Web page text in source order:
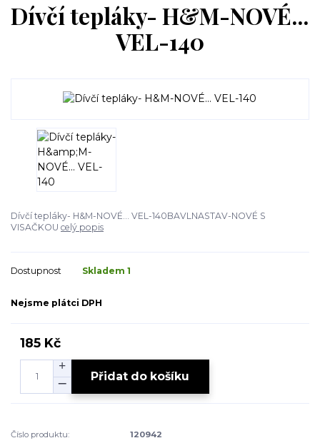
Dívčí tepláky- H&M-NOVÉ...
VEL-140
Dívčí tepláky- H&M-NOVÉ... VEL-140BAVLNASTAV-NOVÉ S
VISAČKOU celý popis
Dostupnost Skladem 1
Nejsme plátci DPH
185 Kč
Přidat do košíku
Číslo produktu:
120942